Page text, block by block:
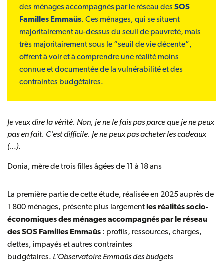
des ménages accompagnés par le réseau des SOS
Familles Emmaüs. Ces ménages, qui se situent
majoritairement au-dessus du seuil de pauvreté, mais
très majoritairement sous le “seuil de vie décente”,
offrent à voir et à comprendre une réalité moins
connue et documentée de la vulnérabilité et des
contraintes budgétaires.
Je veux dire la vérité. Non, je ne le fais pas parce que je ne peux
pas en fait. C’est difficile. Je ne peux pas acheter les cadeaux
(…).
Donia, mère de trois filles âgées de 11 à 18 ans
La première partie de cette étude, réalisée en 2025 auprès de
1 800 ménages, présente plus largement les réalités socio-
économiques des ménages accompagnés par le réseau
des SOS Familles Emmaüs : profils, ressources, charges,
dettes, impayés et autres contraintes
budgétaires. L’Observatoire Emmaüs des budgets